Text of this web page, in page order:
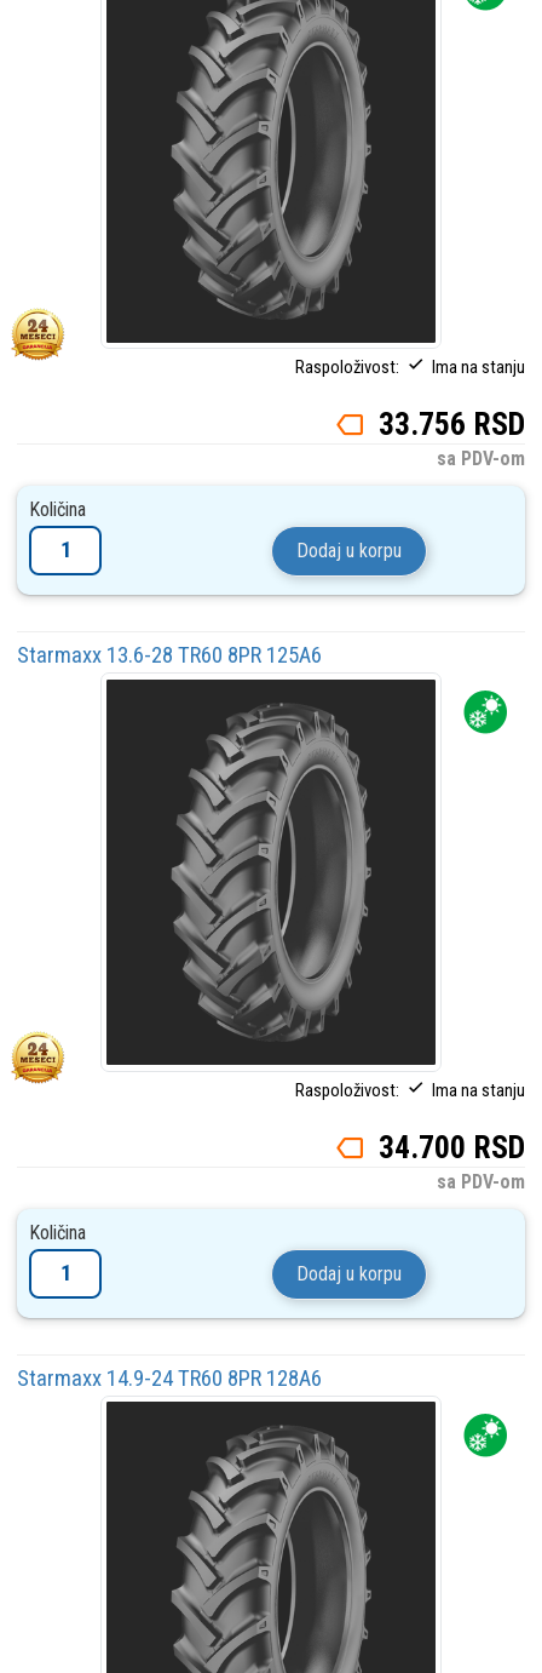
Raspoloživost: Ima na stanju
33.756 RSD
sa PDV-om
Količina
Dodaj u korpu
Starmaxx 13.6-28 TR60 8PR 125A6
Raspoloživost: Ima na stanju
34.700 RSD
sa PDV-om
Količina
Dodaj u korpu
Starmaxx 14.9-24 TR60 8PR 128A6